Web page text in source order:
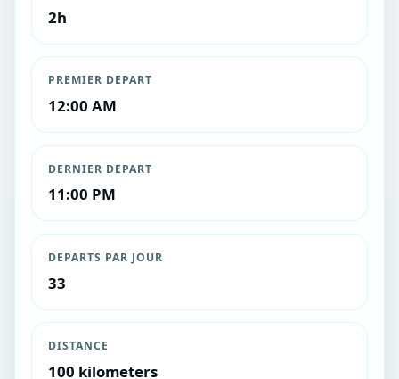
2h
PREMIER DEPART
12:00 AM
DERNIER DEPART
11:00 PM
DEPARTS PAR JOUR
33
DISTANCE
100 kilometers